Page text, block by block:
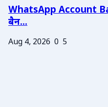
WhatsApp Account
बैन...
Aug 4, 2026 0 5